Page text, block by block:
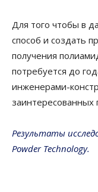
Для того чтобы в
способ и создать
получения
потребуется до
инженерами-
заинтересованных
Результаты
Powder Technology.